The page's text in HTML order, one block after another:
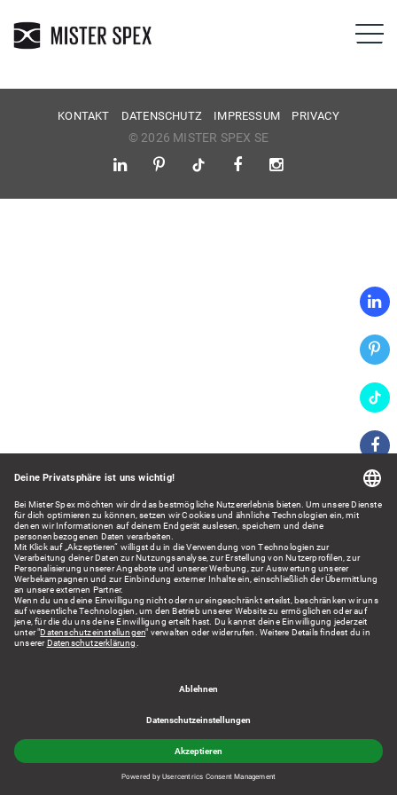
KONTAKT DATENSCHUTZ IMPRESSUM PRIVACY
© 2026 MISTER SPEX SE